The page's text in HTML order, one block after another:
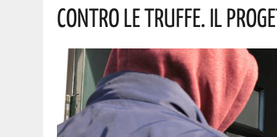
6 AGOSTO 2026 A BRIENZA ARRIVA LA SAGRA DELLA PATATELLA
Contro Le Truffe. Il